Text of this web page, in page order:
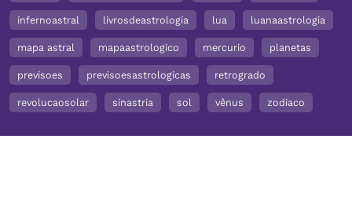
infernoastral livrosdeastrologia lua luanaastrologia
mapa astral mapaastrologico mercurio planetas
previsoes previsoesastrologicas retrogrado
revolucaosolar sinastria sol vênus zodiaco